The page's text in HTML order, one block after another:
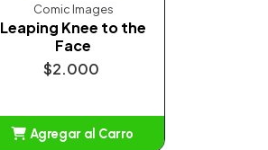
Comic Images
Leaping Knee to the
Face
$2.000
Agregar al Carro